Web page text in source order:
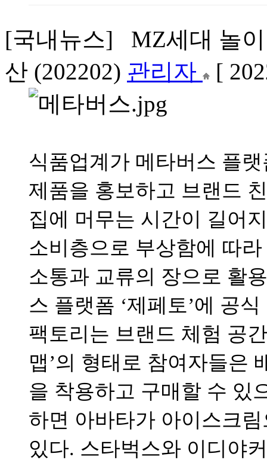
[국내뉴스] MZ세대 놀이
산 (202202) 관리자 [
식품업계가 메타버스 플
제품을 홍보하고 브랜드
집에 머무는 시간이 길어
소비층으로 부상함에 따
소통과 교류의 장으로 활
스 플랫폼 ‘제페토’에 공
팩토리는 브랜드 체험 공
맵’의 형태로 참여자들은
을 착용하고 구매할 수 있
하면 아바타가 아이스크
있다. 스타벅스와 이디야